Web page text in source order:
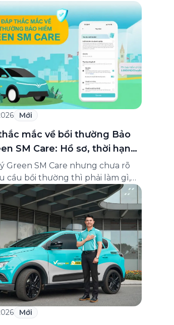
lớn nhất Việt Nam, lọt Top 30
lớn nhất Đông Nam Á theo
hạng của Tạp chí Fortune (Mỹ).
33 năm thành lập (8/8/1993
Green SM trân […]
Mới
mắc về bồi thường Bảo
SM Care: Hồ sơ, thời hạn
hệ hỗ trợ
Green SM Care nhưng chưa rõ
cầu bồi thường thì phải làm gì,
hay giấy chứng nhận bảo hiểm
Bài viết này tổng hợp đầy đủ các
gặp nhất về quy trình bồi
hỗ trợ của Green […]
Mới